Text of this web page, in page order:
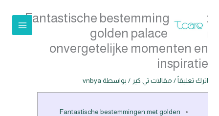
المحتوى
Fantastische bestemmingen met
golden palace bieden
onvergetelijke momenten en
inspiratie
اترك تعليقاً / مقالات تي كير / بواسطة vnbya
Fantastische bestemmingen met golden